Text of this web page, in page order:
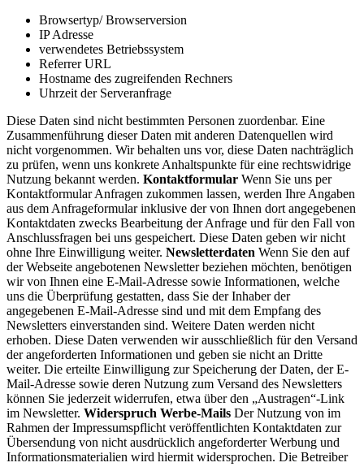
Browsertyp/ Browserversion
IP Adresse
verwendetes Betriebssystem
Referrer URL
Hostname des zugreifenden Rechners
Uhrzeit der Serveranfrage
Diese Daten sind nicht bestimmten Personen zuordenbar. Eine
Zusammenführung dieser Daten mit anderen Datenquellen wird
nicht vorgenommen. Wir behalten uns vor, diese Daten nachträglich
zu prüfen, wenn uns konkrete Anhaltspunkte für eine rechtswidrige
Nutzung bekannt werden. Kontaktformular Wenn Sie uns per
Kontaktformular Anfragen zukommen lassen, werden Ihre Angaben
aus dem Anfrageformular inklusive der von Ihnen dort angegebenen
Kontaktdaten zwecks Bearbeitung der Anfrage und für den Fall von
Anschlussfragen bei uns gespeichert. Diese Daten geben wir nicht
ohne Ihre Einwilligung weiter. Newsletterdaten Wenn Sie den auf
der Webseite angebotenen Newsletter beziehen möchten, benötigen
wir von Ihnen eine E-Mail-Adresse sowie Informationen, welche
uns die Überprüfung gestatten, dass Sie der Inhaber der
angegebenen E-Mail-Adresse sind und mit dem Empfang des
Newsletters einverstanden sind. Weitere Daten werden nicht
erhoben. Diese Daten verwenden wir ausschließlich für den Versand
der angeforderten Informationen und geben sie nicht an Dritte
weiter. Die erteilte Einwilligung zur Speicherung der Daten, der E-
Mail-Adresse sowie deren Nutzung zum Versand des Newsletters
können Sie jederzeit widerrufen, etwa über den „Austragen“-Link
im Newsletter. Widerspruch Werbe-Mails Der Nutzung von im
Rahmen der Impressumspflicht veröffentlichten Kontaktdaten zur
Übersendung von nicht ausdrücklich angeforderter Werbung und
Informationsmaterialien wird hiermit widersprochen. Die Betreiber